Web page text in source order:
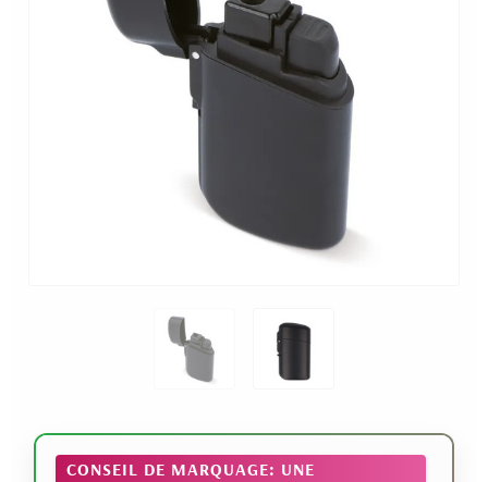
CONSEIL DE MARQUAGE: UNE